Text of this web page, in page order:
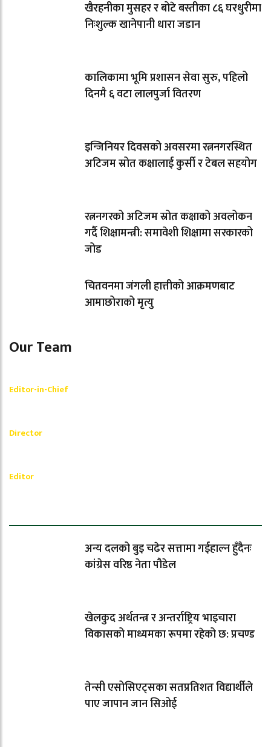
खैरहनीका मुसहर र बोटे बस्तीका ८६ घरधुरीमा
निःशुल्क खानेपानी धारा जडान
कालिकामा भूमि प्रशासन सेवा सुरु, पहिलो
दिनमै ६ वटा लालपुर्जा वितरण
इन्जिनियर दिवसको अवसरमा रत्ननगरस्थित
अटिजम स्रोत कक्षालाई कुर्सी र टेबल सहयोग
रत्ननगरको अटिजम स्रोत कक्षाको अवलोकन
गर्दै शिक्षामन्त्री: समावेशी शिक्षामा सरकारको
जोड
चितवनमा जंगली हात्तीको आक्रमणबाट
आमाछोराको मृत्यु
Our Team
Editor-in-Chief
Director
Editor
अन्य दलको बुइ चढेर सत्तामा गईहाल्न हुँदैनः
कांग्रेस वरिष्ठ नेता पौडेल
खेलकुद अर्थतन्त्र र अन्तर्राष्ट्रिय भाइचारा
विकासको माध्यमका रूपमा रहेको छ: प्रचण्ड
तेन्सी एसोसिएट्सका सतप्रतिशत विद्यार्थीले
पाए जापान जान सिओई